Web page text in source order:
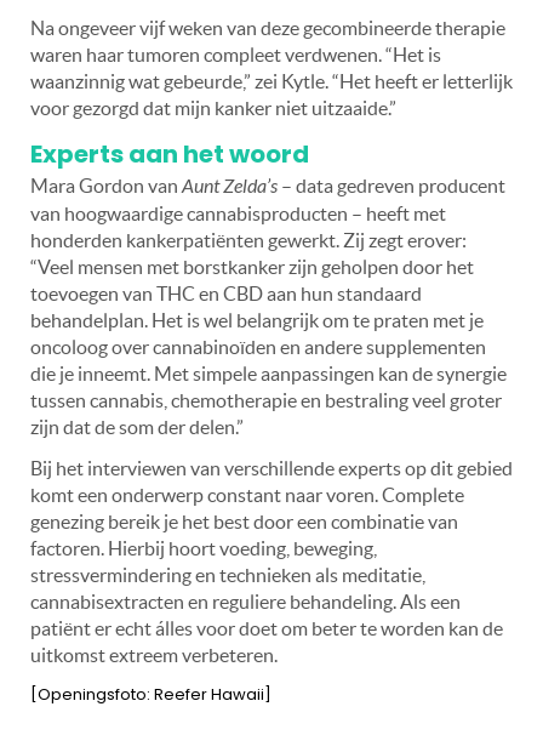
Na ongeveer vijf weken van deze gecombineerde therapie
waren haar tumoren compleet verdwenen. “Het is
waanzinnig wat gebeurde,” zei Kytle. “Het heeft er letterlijk
voor gezorgd dat mijn kanker niet uitzaaide.”
Experts aan het woord
Mara Gordon van Aunt Zelda’s – data gedreven producent
van hoogwaardige cannabisproducten – heeft met
honderden kankerpatiënten gewerkt. Zij zegt erover:
“Veel mensen met borstkanker zijn geholpen door het
toevoegen van THC en CBD aan hun standaard
behandelplan. Het is wel belangrijk om te praten met je
oncoloog over cannabinoïden en andere supplementen
die je inneemt. Met simpele aanpassingen kan de synergie
tussen cannabis, chemotherapie en bestraling veel groter
zijn dat de som der delen.”
Bij het interviewen van verschillende experts op dit gebied
komt een onderwerp constant naar voren. Complete
genezing bereik je het best door een combinatie van
factoren. Hierbij hoort voeding, beweging,
stressvermindering en technieken als meditatie,
cannabisextracten en reguliere behandeling. Als een
patiënt er echt álles voor doet om beter te worden kan de
uitkomst extreem verbeteren.
[Openingsfoto: Reefer Hawaii]